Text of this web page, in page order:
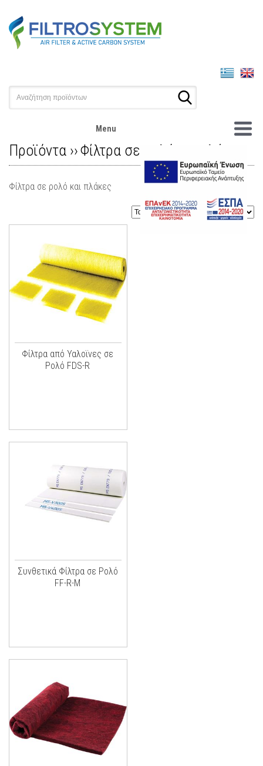
Menu
Προϊόντα ››Φίλτρα σε ρολό και πλάκες
Φίλτρα σε ρολό και πλάκες
Φίλτρα από Υαλοϊνες σε
Ρολό FDS-R
Συνθετικά Φίλτρα σε Ρολό
FF-R-M